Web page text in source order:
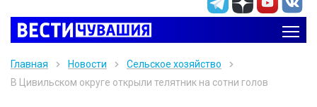
Главная Новости
Сельское хозяйство
В Цивильском округе открыли телятник на сотни голов